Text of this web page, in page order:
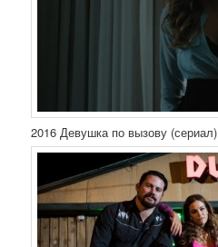
2016 Девушка по вызову (сериал)